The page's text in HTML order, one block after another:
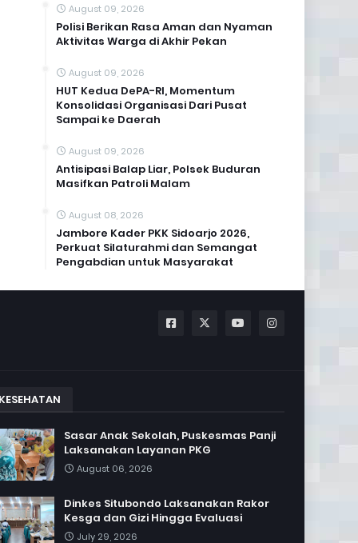
August 09, 2026
Polisi Berikan Rasa Aman dan Nyaman
Aktivitas Warga di Akhir Pekan
August 09, 2026
HUT Kedua DePA-RI, Momentum
Konsolidasi Organisasi Dari Pusat
Sampai ke Daerah
August 09, 2026
Antisipasi Balap Liar, Polsek Buduran
Masifkan Patroli Malam
August 08, 2026
Jambore Kader PKK Sidoarjo 2026,
Perkuat Silaturahmi dan Semangat
Pengabdian untuk Masyarakat
KESEHATAN
Sasar Anak Sekolah, Puskesmas Panji
Laksanakan Layanan PKG
August 06, 2026
Dinkes Situbondo Laksanakan Rakor
Kesga dan Gizi Hingga Evaluasi
July 29, 2026